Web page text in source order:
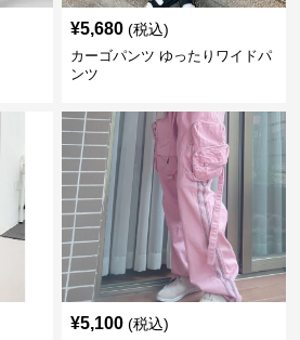
¥5,680 (税込)
カーゴパンツ ゆったりワイドパ
ンツ
¥5,100 (税込)